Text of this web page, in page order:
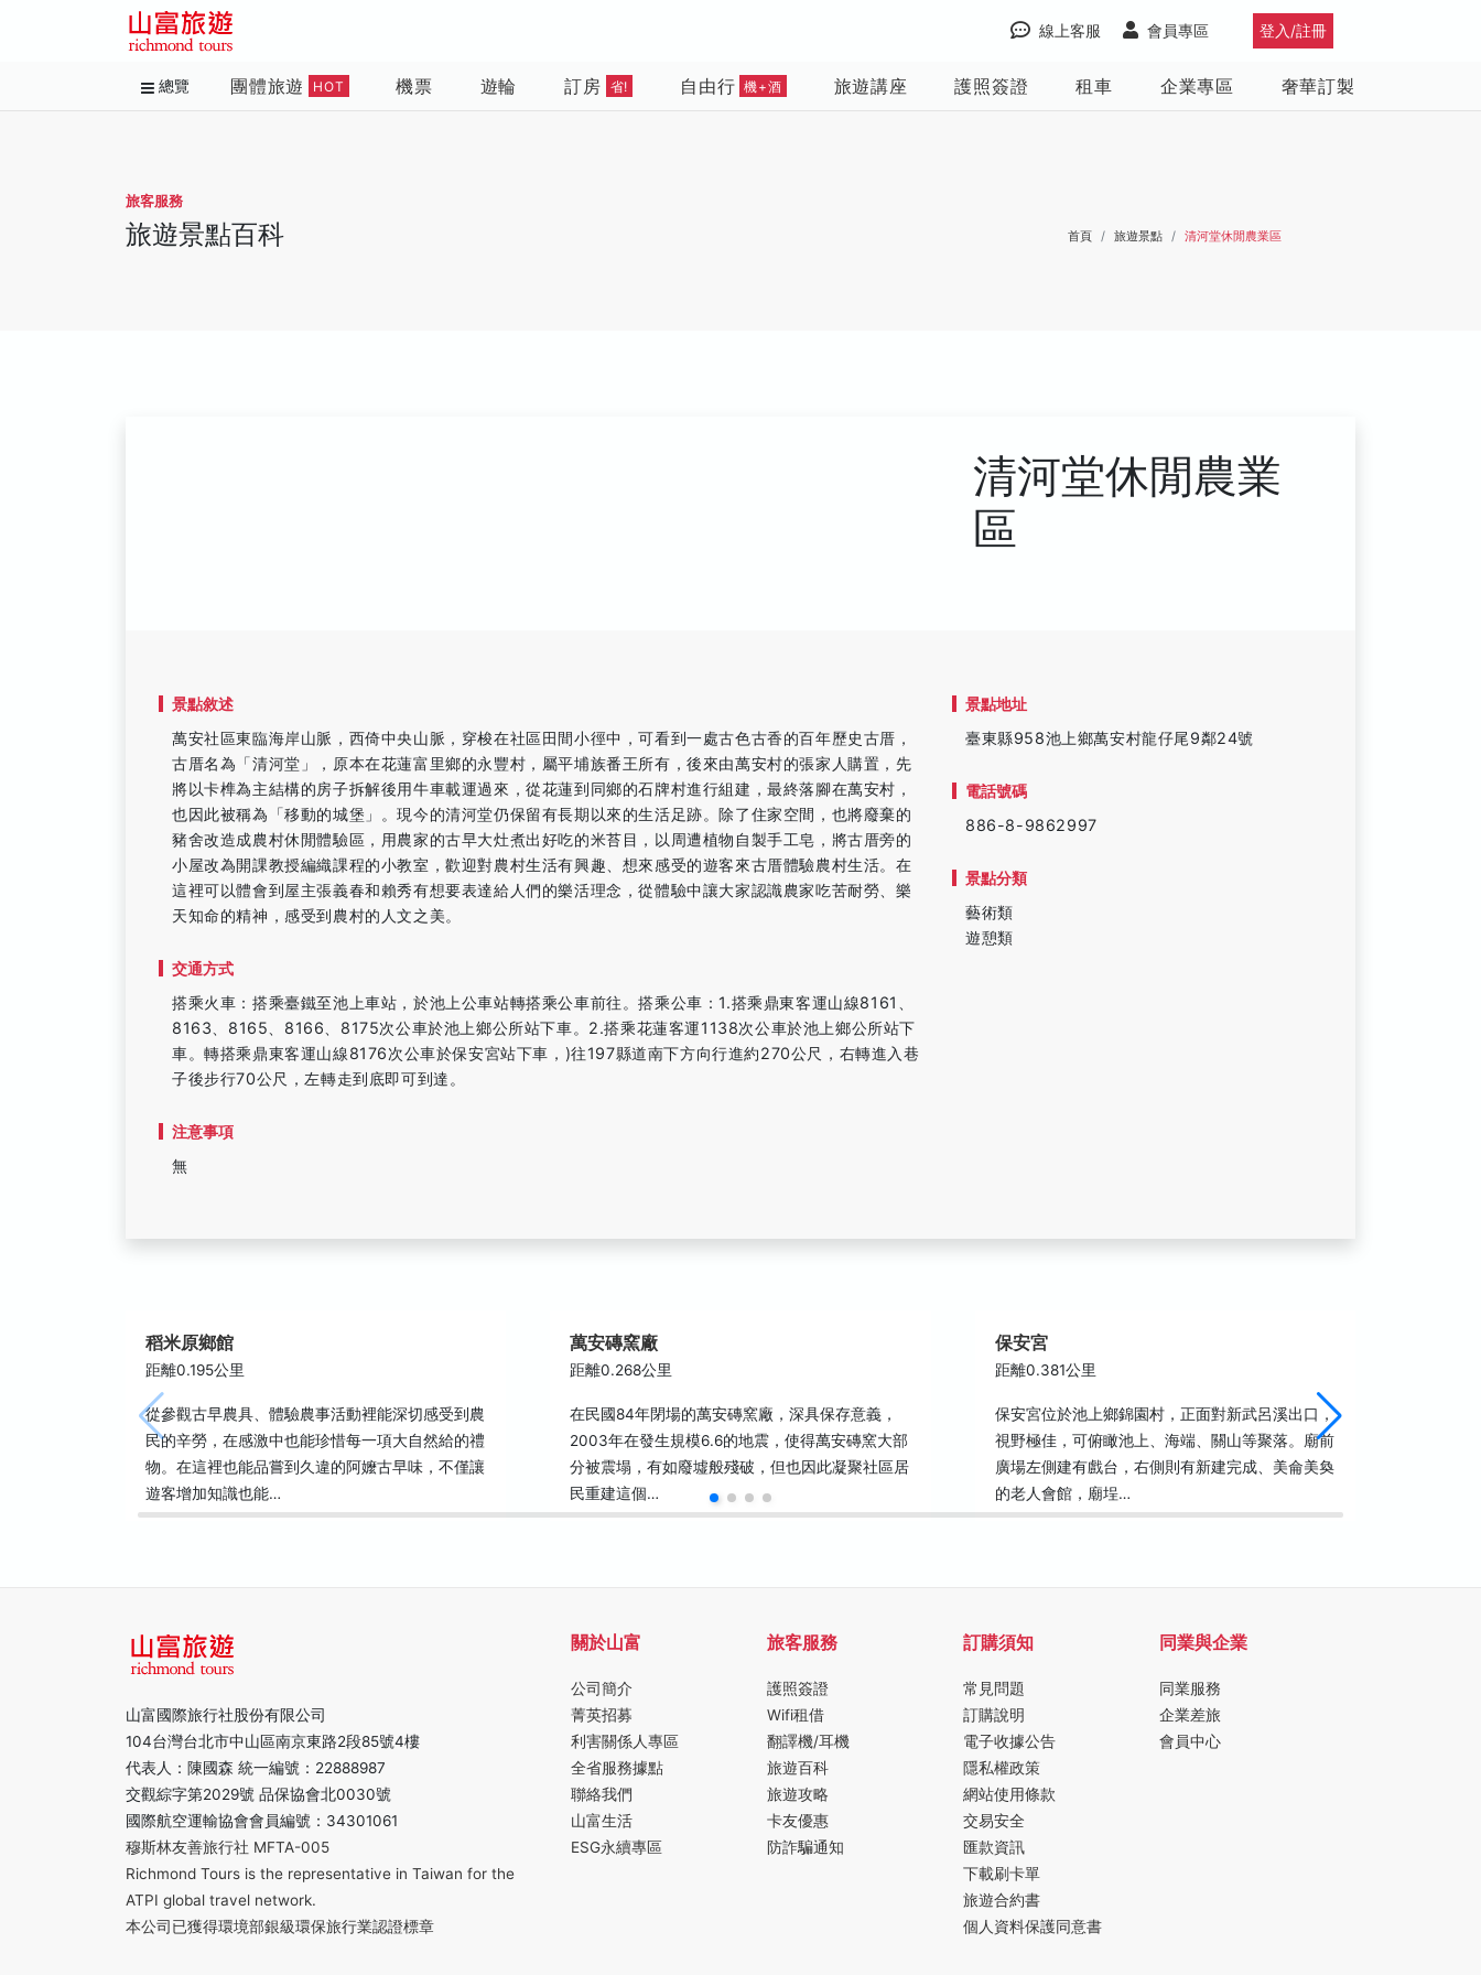
登入/註冊
會員專區
線上客服
總覽 團體旅遊 HOT 機票 遊輪 訂房 省! 自由行 機+酒 旅遊講座 護照簽證 租車 企業專區 奢華訂製
旅客服務
旅遊景點百科 首頁 旅遊景點 清河堂休閒農業區
清河堂休閒農業
區
景點敘述
萬安社區東臨海岸山脈，西倚中央山脈，穿梭在社區田間小徑中，可看到一處古色古香的百年歷史古厝，
古厝名為「清河堂」，原本在花蓮富里鄉的永豐村，屬平埔族番王所有，後來由萬安村的張家人購置，先
將以卡榫為主結構的房子拆解後用牛車載運過來，從花蓮到同鄉的石牌村進行組建，最終落腳在萬安村，
也因此被稱為「移動的城堡」。現今的清河堂仍保留有長期以來的生活足跡。除了住家空間，也將廢棄的
豬舍改造成農村休閒體驗區，用農家的古早大灶煮出好吃的米苔目，以周遭植物自製手工皂，將古厝旁的
小屋改為開課教授編織課程的小教室，歡迎對農村生活有興趣、想來感受的遊客來古厝體驗農村生活。在
這裡可以體會到屋主張義春和賴秀有想要表達給人們的樂活理念，從體驗中讓大家認識農家吃苦耐勞、樂
天知命的精神，感受到農村的人文之美。
交通方式
搭乘火車：搭乘臺鐵至池上車站，於池上公車站轉搭乘公車前往。搭乘公車：1.搭乘鼎東客運山線8161、
8163、8165、8166、8175次公車於池上鄉公所站下車。2.搭乘花蓮客運1138次公車於池上鄉公所站下
車。轉搭乘鼎東客運山線8176次公車於保安宮站下車，)往197縣道南下方向行進約270公尺，右轉進入巷
子後步行70公尺，左轉走到底即可到達。
注意事項
無
景點地址
臺東縣958池上鄉萬安村龍仔尾9鄰24號
電話號碼
886-8-9862997
景點分類
藝術類
遊憩類
稻米原鄉館
距離0.195公里
從參觀古早農具、體驗農事活動裡能深切感受到農
民的辛勞，在感激中也能珍惜每一項大自然給的禮
物。在這裡也能品嘗到久違的阿嬤古早味，不僅讓
遊客增加知識也能…
萬安磚窯廠
距離0.268公里
在民國84年閉場的萬安磚窯廠，深具保存意義，
2003年在發生規模6.6的地震，使得萬安磚窯大部
分被震塌，有如廢墟般殘破，但也因此凝聚社區居
民重建這個…
保安宮
距離0.381公里
保安宮位於池上鄉錦園村，正面對新武呂溪出口，
視野極佳，可俯瞰池上、海端、關山等聚落。廟前
廣場左側建有戲台，右側則有新建完成、美侖美奐
的老人會館，廟埕…
山富國際旅行社股份有限公司
104台灣台北市中山區南京東路2段85號4樓
代表人：陳國森 統一編號：22888987
交觀綜字第2029號 品保協會北0030號
國際航空運輸協會會員編號：34301061
穆斯林友善旅行社 MFTA-005
Richmond Tours is the representative in Taiwan for the
ATPI global travel network.
本公司已獲得環境部銀級環保旅行業認證標章
關於山富
公司簡介
菁英招募
利害關係人專區
全省服務據點
聯絡我們
山富生活
ESG永續專區
旅客服務
護照簽證
Wifi租借
翻譯機/耳機
旅遊百科
旅遊攻略
卡友優惠
防詐騙通知
訂購須知
常見問題
訂購說明
電子收據公告
隱私權政策
網站使用條款
交易安全
匯款資訊
下載刷卡單
旅遊合約書
個人資料保護同意書
同業與企業
同業服務
企業差旅
會員中心